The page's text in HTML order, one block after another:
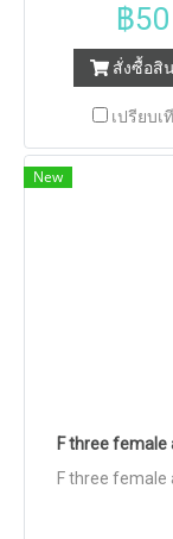
฿50
สั่งซื้อสิ
เปรียบเ
New
F three female
F three female